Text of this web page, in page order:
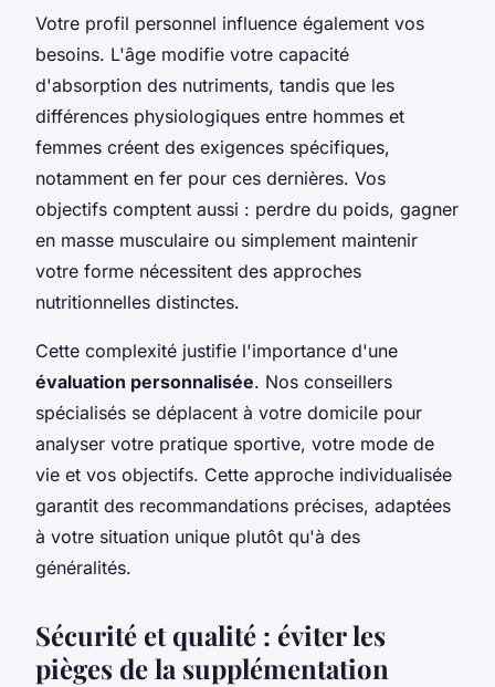
Votre profil personnel influence également vos
besoins. L'âge modifie votre capacité
d'absorption des nutriments, tandis que les
différences physiologiques entre hommes et
femmes créent des exigences spécifiques,
notamment en fer pour ces dernières. Vos
objectifs comptent aussi : perdre du poids, gagner
en masse musculaire ou simplement maintenir
votre forme nécessitent des approches
nutritionnelles distinctes.
Cette complexité justifie l'importance d'une
évaluation personnalisée. Nos conseillers
spécialisés se déplacent à votre domicile pour
analyser votre pratique sportive, votre mode de
vie et vos objectifs. Cette approche individualisée
garantit des recommandations précises, adaptées
à votre situation unique plutôt qu'à des
généralités.
Sécurité et qualité : éviter les
pièges de la supplémentation